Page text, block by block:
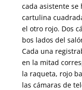
cada asis­tente
cartulina
el otro rojo. Dos
bos lados del
Cada una
en la mitad
la raqueta, rojo
las cámaras de